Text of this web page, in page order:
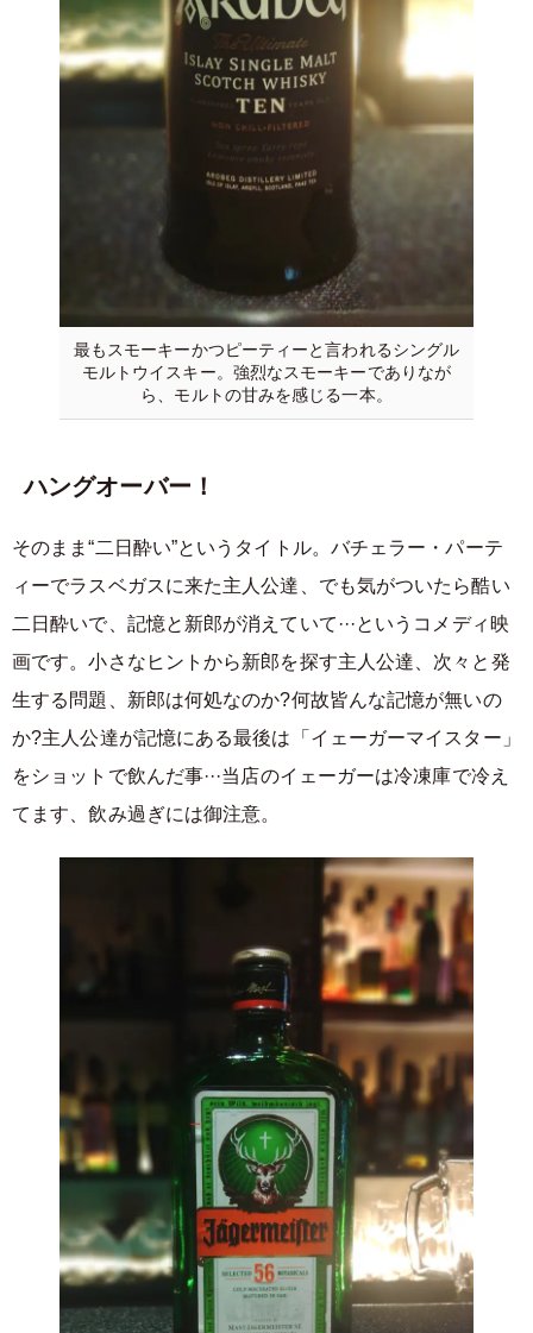
最もスモーキーかつピーティーと言われるシングル
モルトウイスキー。強烈なスモーキーでありなが
ら、モルトの甘みを感じる一本。
ハングオーバー！
そのまま“二日酔い”というタイトル。バチェラー・パーテ
ィーでラスベガスに来た主人公達、でも気がついたら酷い
二日酔いで、記憶と新郎が消えていて···というコメディ映
画です。小さなヒントから新郎を探す主人公達、次々と発
生する問題、新郎は何処なのか?何故皆んな記憶が無いの
か?主人公達が記憶にある最後は「イェーガーマイスター」
をショットで飲んだ事···当店のイェーガーは冷凍庫で冷え
てます、飲み過ぎには御注意。